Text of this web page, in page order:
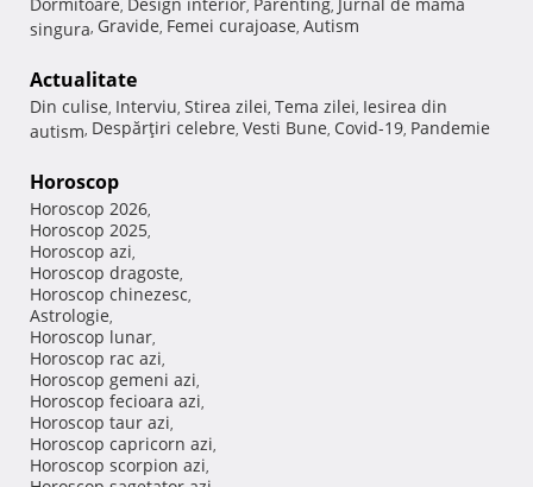
, , ,
singura, Gravide, Femei curajoase, Autism
Actualitate
Din culise, Interviu, Stirea zilei, Tema zilei, Iesirea din
autism, Despărţiri celebre, Vesti Bune, Covid-19, Pandemie
Horoscop
Horoscop 2026,
Horoscop 2025,
Horoscop azi,
Horoscop dragoste,
Horoscop chinezesc,
Astrologie,
Horoscop lunar,
Horoscop rac azi,
Horoscop gemeni azi,
Horoscop fecioara azi,
Horoscop taur azi,
Horoscop capricorn azi,
Horoscop scorpion azi,